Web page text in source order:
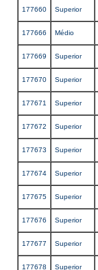
177660 Superior
177666 Médio
177669 Superior
177670 Superior
177671 Superior
177672 Superior
177673 Superior
177674 Superior
177675 Superior
177676 Superior
177677 Superior
177678 Superior